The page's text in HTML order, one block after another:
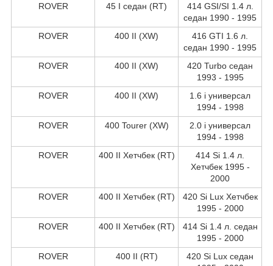
ROVER
45 I седан (RT)
414 GSI/SI 1.4 л.
седан 1990 - 1995
ROVER
400 II (XW)
416 GTI 1.6 л.
седан 1990 - 1995
ROVER
400 II (XW)
420 Turbo седан
1993 - 1995
ROVER
400 II (XW)
1.6 i универсал
1994 - 1998
ROVER
400 Tourer (XW)
2.0 i универсал
1994 - 1998
ROVER
400 II Хетчбек (RT)
414 Si 1.4 л.
Хетчбек 1995 -
2000
ROVER
400 II Хетчбек (RT)
420 Si Lux Хетчбек
1995 - 2000
ROVER
400 II Хетчбек (RT)
414 Si 1.4 л. седан
1995 - 2000
ROVER
400 II (RT)
420 Si Lux седан